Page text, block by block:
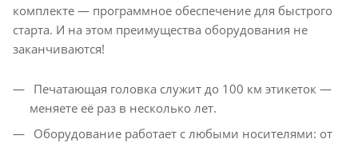
комплекте — программное обеспечение для быстрого
старта. И на этом преимущества оборудования не
заканчиваются!
Печатающая головка служит до 100 км этикеток —
меняете её раз в несколько лет.
Оборудование работает с любыми носителями: от